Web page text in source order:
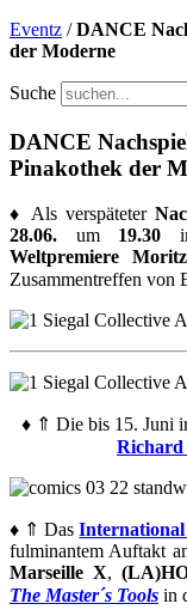
Eventz /DANCE
der Moderne
Suche
DANCE
Pinakothek der
♦ Als verspäteter
28.06. um19.30
Weltpremiere
Zusammentreffen
♦ ⇑ Die bis 15. Juni
Richard
♦ ⇑Das
fulminantem Auftakt
Marseille X,
The Master´s Tools in